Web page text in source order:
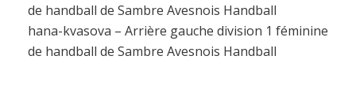
de handball de Sambre Avesnois Handball
hana-kvasova – Arrière gauche division 1 féminine
de handball de Sambre Avesnois Handball